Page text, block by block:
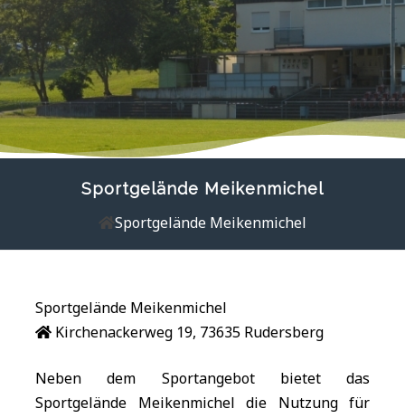
Sportgelände Meikenmichel
Sportgelände Meikenmichel
Sportgelände Meikenmichel
Kirchenackerweg 19, 73635 Rudersberg
Neben dem Sportangebot bietet das
Sportgelände Meikenmichel die Nutzung für